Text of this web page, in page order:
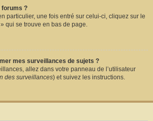
forums ?
particulier, une fois entré sur celui-ci, cliquez sur le
qui se trouve en bas de page.
mes surveillances de sujets ?
allez dans votre panneau de l’utilisateur
des surveillances) et suivez les instructions.